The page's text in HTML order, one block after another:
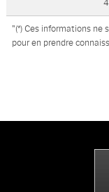
"(*) Ces informations ne
pour en prendre